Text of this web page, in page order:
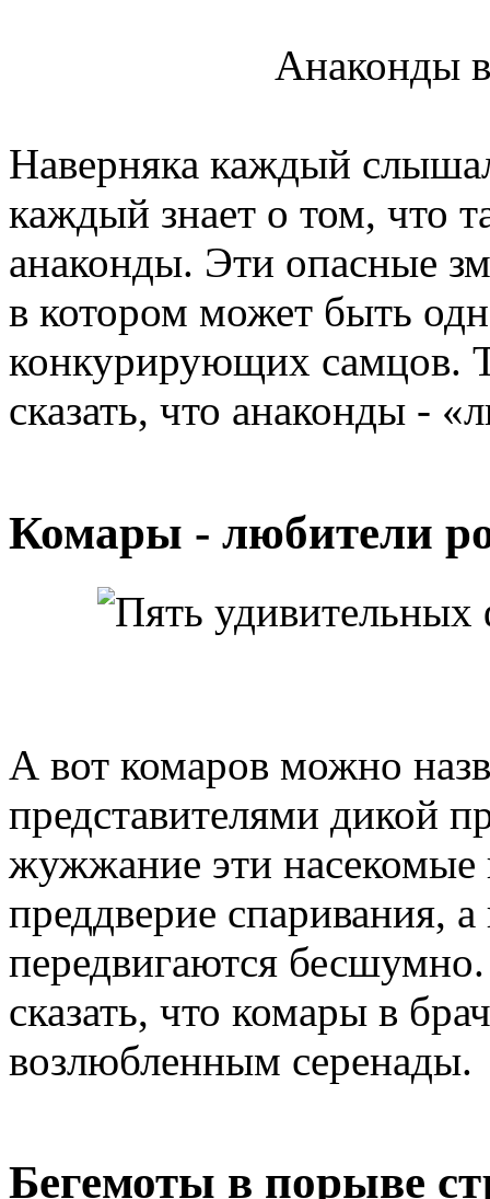
Анаконды
Наверняка каждый
каждый знает о том, что
анаконды. Эти опасные
в котором может быть
конкурирующих самцов.
сказать, что анаконды -
Комары - любители
А вот комаров можно
представителями дикой
жужжание эти
преддверие спаривания,
передвигаются
сказать, что комары в
возлюбленным серенады.
Бегемоты в порыве